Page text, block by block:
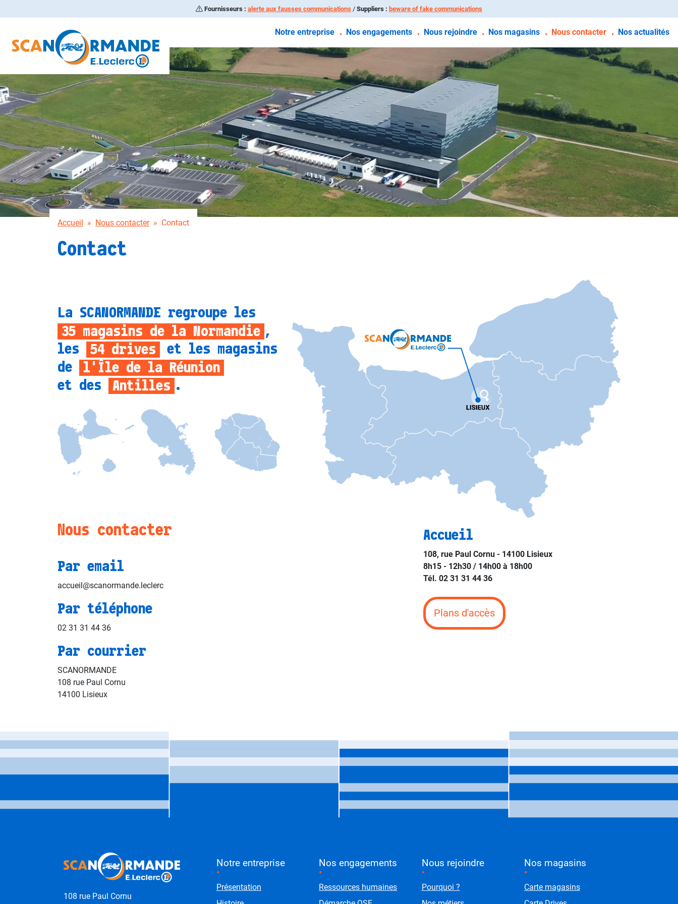
Fournisseurs : alerte aux fausses communications / Suppliers : beware of fake communications
Notre entreprise Nos engagements Nous rejoindre Nos magasins Nous contacter Nos actualités
Accueil Nous contacter Contact
Contact
La SCANORMANDE regroupe les
35 magasins de la Normandie ,
les
54 drives
et les magasins
de
l'Île de la Réunion
et des
Antilles .
Localisation de la SCANORMANDE en Normandie
Nous contacter
Par email
accueil@scanormande.leclerc
Par téléphone
02 31 31 44 36
Par courrier
SCANORMANDE
108 rue Paul Cornu
14100 Lisieux
Accueil
108, rue Paul Cornu - 14100 Lisieux
8h15 - 12h30 / 14h00 à 18h00
Tél. 02 31 31 44 36
Plans d'accès
Coordonnées et lien vers la page d'accueil
108 rue Paul Cornu
Menu principal de pied de page
Notre entreprise
Présentation
Nos engagements
Ressources humaines
Nous rejoindre
Pourquoi ?
Nos magasins
Carte magasins